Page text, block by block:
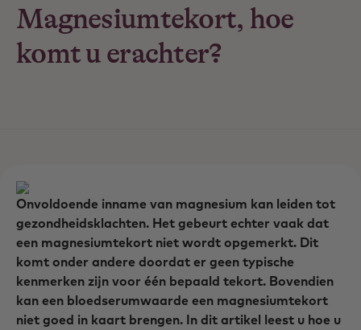
Magnesiumtekort, hoe
komt u erachter?
Onvoldoende inname van magnesium kan leiden tot
gezondheidsklachten. Het gebeurt echter vaak dat
een magnesiumtekort niet wordt opgemerkt. Dit
komt onder andere doordat er geen typische
kenmerken zijn voor één bepaald tekort. Bovendien
kan een bloedserumwaarde een magnesiumtekort
niet goed in kaart brengen. In dit artikel leest u hoe u